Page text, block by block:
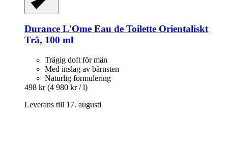
Durance L'Ome Eau de Toilette Orientaliskt
Trä, 100 ml
Trägig doft för män
Med inslag av bärnsten
Naturlig formulering
498 kr (4 980 kr / l)
Leverans till 17. augusti